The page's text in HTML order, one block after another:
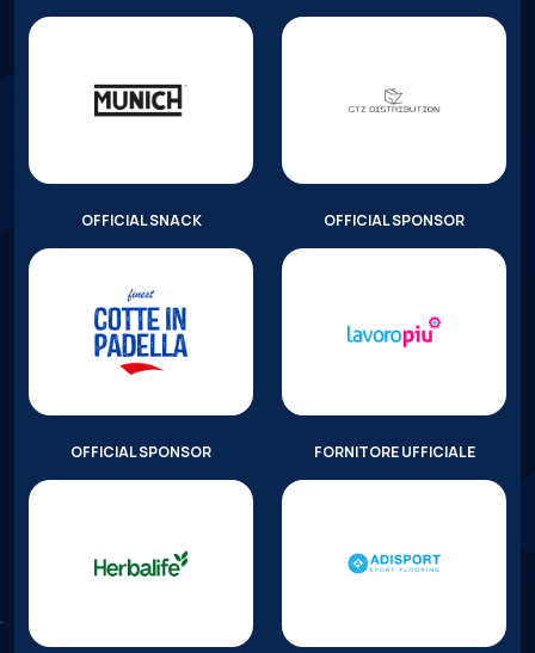
OFFICIAL SNACK OFFICIAL SPONSOR
OFFICIAL SPONSOR FORNITORE UFFICIALE